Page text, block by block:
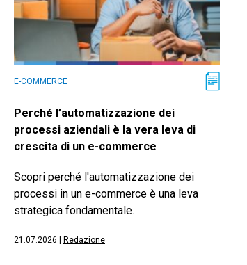
E-COMMERCE
Perché l’automatizzazione dei
processi aziendali è la vera leva di
crescita di un e-commerce
Scopri perché l'automatizzazione dei
processi in un e-commerce è una leva
strategica fondamentale.
21.07.2026 Redazione